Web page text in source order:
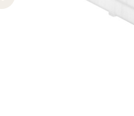
Previous slide